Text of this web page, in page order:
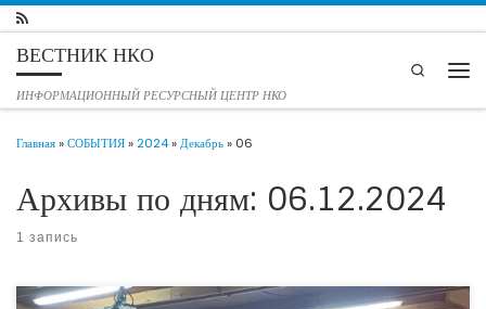
Перейти к содержимому
ВЕСТНИК НКО
ИНФОРМАЦИОННЫЙ РЕСУРСНЫЙ ЦЕНТР НКО
Search
Главная»СОБЫТИЯ»2024»Декабрь» 06
Архивы по дням: 06.12.2024
1 запись